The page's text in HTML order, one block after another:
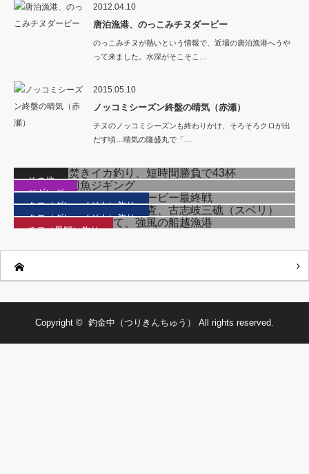
2012.04.10
唐泊漁港、のっこみチヌダービー
のっこみチヌが熱いという情報で、近場の唐泊漁港へうや
って来ました。水深がそこそこ…
2015.05.10
ノッコミシーズン終盤の晴気（赤瀬）
チヌのノッコミシーズンも終わりかけ、そろそろクロが出
だす頃…晴気の隆盛丸で「…
その他
ジギング
博多湾太刀魚ジギング
クロ（グレ・メジナ）釣り
古志岐三礁でクロ釣りダービー最終戦
クロ（グレ・メジナ）釣り
シーズン前のクロ釣り調査、古志岐三礁（スベリ）
チヌ（黒鯛）釣り
チヌの顔が見たくて、強風の船越漁港
Copyright © 釣金中（つりきんちゅう） All rights reserved.